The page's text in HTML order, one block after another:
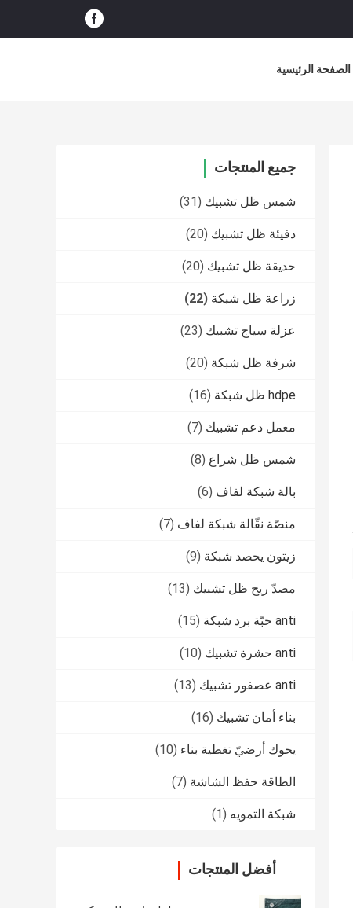
الصفحة الرئيسية
جميع المنتجات
شمس ظل تشبيك (31)
دفيئة ظل تشبيك (20)
حديقة ظل تشبيك (20)
زراعة ظل شبكة (22)
عزلة سياج تشبيك (23)
شرفة ظل شبكة (20)
hdpe ظل شبكة (16)
معمل دعم تشبيك (7)
شمس ظل شراع (8)
بالة شبكة لفاف (6)
منصّة نقّالة شبكة لفاف (7)
زيتون يحصد شبكة (9)
مصدّ ريح ظل تشبيك (13)
anti حبّة برد شبكة (15)
anti حشرة تشبيك (10)
anti عصفور تشبيك (13)
بناء أمان تشبيك (16)
يحوك أرضيّ تغطية بناء (10)
الطاقة حفظ الشاشة (7)
شبكة التمويه (1)
أفضل المنتجات